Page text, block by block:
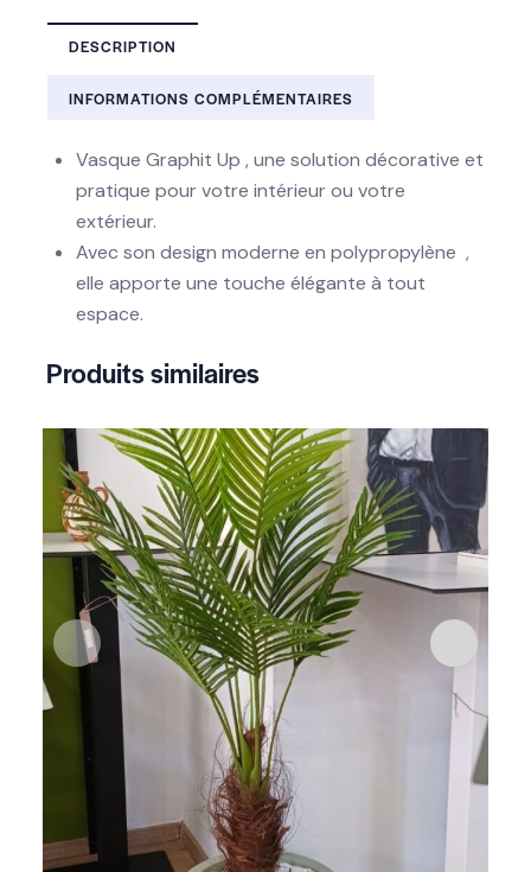
DESCRIPTION
INFORMATIONS COMPLÉMENTAIRES
Vasque Graphit Up , une solution décorative et
pratique pour votre intérieur ou votre
extérieur.
Avec son design moderne en polypropylène ,
elle apporte une touche élégante à tout
espace.
Produits similaires